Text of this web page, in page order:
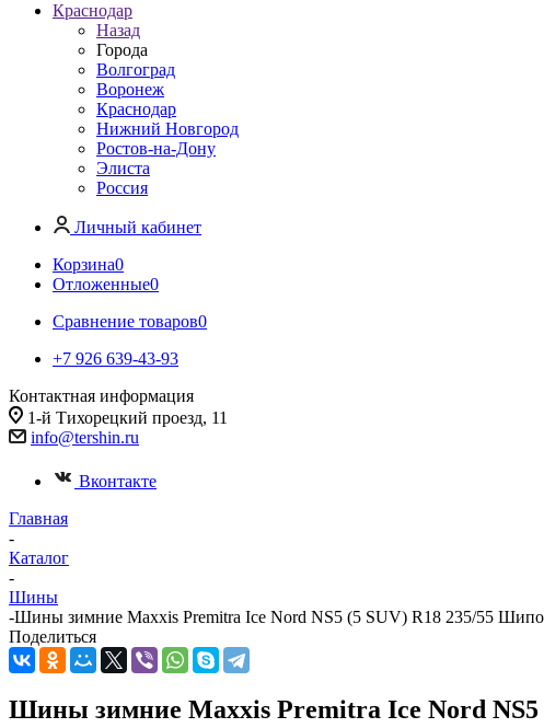
Краснодар
Назад
Города
Волгоград
Воронеж
Краснодар
Нижний Новгород
Ростов-на-Дону
Элиста
Россия
Личный кабинет
Корзина0
Отложенные0
Сравнение товаров0
+7 926 639-43-93
Контактная информация
1-й Тихорецкий проезд, 11
info@tershin.ru
Вконтакте
Главная
-
Каталог
-
Шины
-Шины зимние Maxxis Premitra Ice Nord NS5 (5 SUV) R18 235/55
Поделиться
Шины зимние Maxxis Premitra Ice Nord NS5